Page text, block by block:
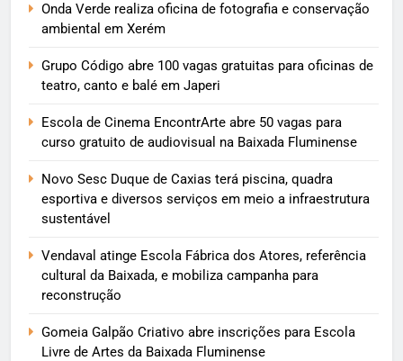
Onda Verde realiza oficina de fotografia e conservação
ambiental em Xerém
Grupo Código abre 100 vagas gratuitas para oficinas de
teatro, canto e balé em Japeri
Escola de Cinema EncontrArte abre 50 vagas para
curso gratuito de audiovisual na Baixada Fluminense
Novo Sesc Duque de Caxias terá piscina, quadra
esportiva e diversos serviços em meio a infraestrutura
sustentável
Vendaval atinge Escola Fábrica dos Atores, referência
cultural da Baixada, e mobiliza campanha para
reconstrução
Gomeia Galpão Criativo abre inscrições para Escola
Livre de Artes da Baixada Fluminense